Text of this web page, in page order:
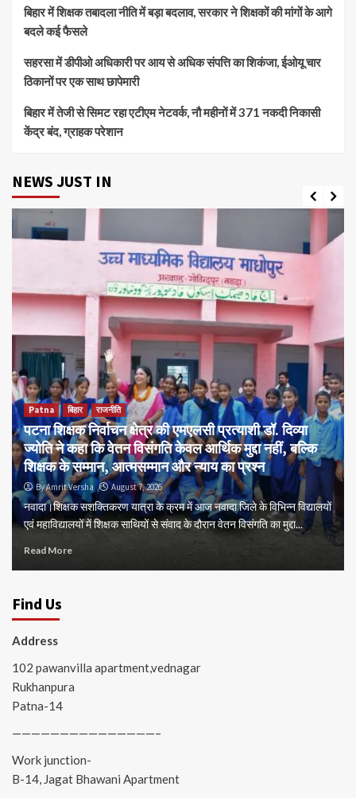
बिहार में शिक्षक तबादला नीति में बड़ा बदलाव, सरकार ने शिक्षकों की मांगों के आगे
बदले कई फैसले
सहरसा में डीपीओ अधिकारी पर आय से अधिक संपत्ति का शिकंजा, ईओयू चार
ठिकानों पर एक साथ छापेमारी
बिहार में तेजी से सिमट रहा एटीएम नेटवर्क, नौ महीनों में 371 नकदी निकासी
केंद्र बंद, ग्राहक परेशान
NEWS JUST IN
Patna बिहार राजनीति
पटना शिक्षक निर्वाचन क्षेत्र की एमएलसी प्रत्याशी डॉ. दिव्या
ज्योति ने कहा कि वेतन विसंगति केवल आर्थिक मुद्दा नहीं, बल्कि
शिक्षक के सम्मान, आत्मसम्मान और न्याय का प्रश्न
By Amrit Versha August 7, 2026
नवादा।शिक्षक सशक्तिकरण यात्रा के क्रम में आज नवादा जिले के विभिन्न विद्यालयों
एवं महाविद्यालयों में शिक्षक साथियों से संवाद के दौरान वेतन विसंगति का मुद्दा...
Read More
Find Us
Address
102 pawanvilla apartment,vednagar
Rukhanpura
Patna-14
———————————————–
Work junction-
B-14, Jagat Bhawani Apartment